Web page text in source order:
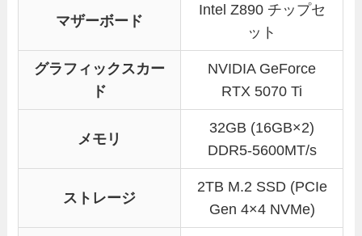
マザーボード
Intel Z890 チップセ
ット
グラフィックスカー
ド
NVIDIA GeForce
RTX 5070 Ti
メモリ
32GB (16GB×2)
DDR5-5600MT/s
ストレージ
2TB M.2 SSD (PCIe
Gen 4×4 NVMe)